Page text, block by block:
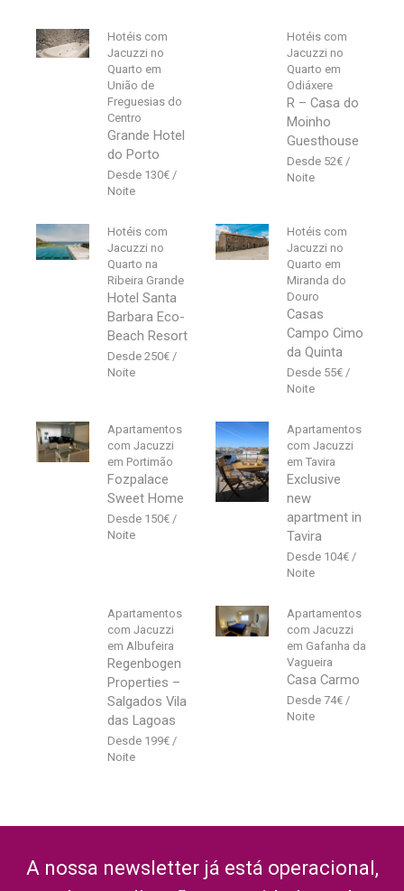
Hotéis com
Jacuzzi no
Quarto em
União de
Freguesias do
Centro
Grande Hotel
do Porto
130€
Hotéis com
Jacuzzi no
Quarto em
Odiáxere
R – Casa do
Moinho
Guesthouse
52€
Hotéis com
Jacuzzi no
Quarto na
Ribeira Grande
Hotel Santa
Barbara Eco-
Beach Resort
250€
Hotéis com
Jacuzzi no
Quarto em
Miranda do
Douro
Casas
Campo Cimo
da Quinta
55€
Apartamentos
com Jacuzzi
em Portimão
Fozpalace
Sweet Home
150€
Apartamentos
com Jacuzzi
em Tavira
Exclusive
new
apartment in
Tavira
104€
Apartamentos
com Jacuzzi
em Albufeira
Regenbogen
Properties –
Salgados Vila
das Lagoas
199€
Apartamentos
com Jacuzzi
em Gafanha da
Vagueira
Casa Carmo
74€
A nossa newsletter já está operacional,